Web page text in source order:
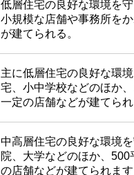
低層住宅の良好な環境を
小規模な店舗や事務所を
が建てられる。
主に低層住宅の良好な環
宅、小中学校などのほか
一定の店舗などが建てられ
中高層住宅の良好な環境
院、大学などのほか、
の店舗などが建てられます